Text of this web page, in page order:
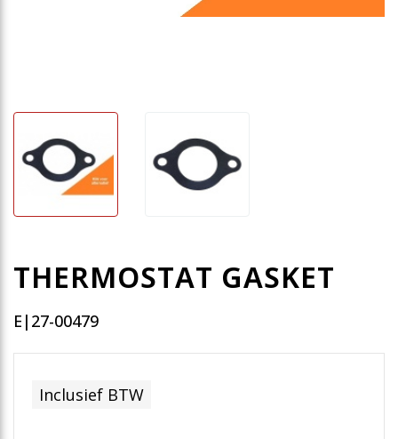
THERMOSTAT GASKET
E|27-00479
Inclusief BTW